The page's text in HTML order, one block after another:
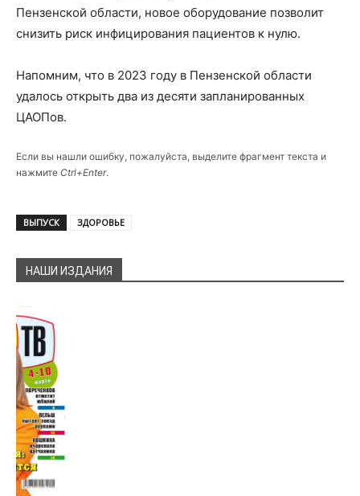
Пензенской области, новое оборудование позволит
снизить риск инфицирования пациентов к нулю.
Напомним, что в 2023 году в Пензенской области
удалось открыть два из десяти запланированных
ЦАОПов.
Если вы нашли ошибку, пожалуйста, выделите фрагмент текста и
нажмите Ctrl+Enter.
ВЫПУСК ЗДОРОВЬЕ
НАШИ ИЗДАНИЯ